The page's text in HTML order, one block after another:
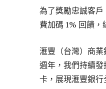
為了獎勵忠誠客
費加碼 1% 回饋
滙豐（台灣）商
週年，我們持續
卡，展現滙豐銀行